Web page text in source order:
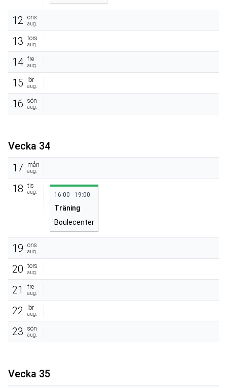
12 ons
aug.
13 tors
aug.
14 fre
aug.
15 lör
aug.
16 sön
aug.
Vecka 34
17
mån
aug.
18 tis
aug. 16:00 - 19:00
Träning
Boulecenter
19 ons
aug.
20 tors
aug.
21 fre
aug.
22 lör
aug.
23 sön
aug.
Vecka 35